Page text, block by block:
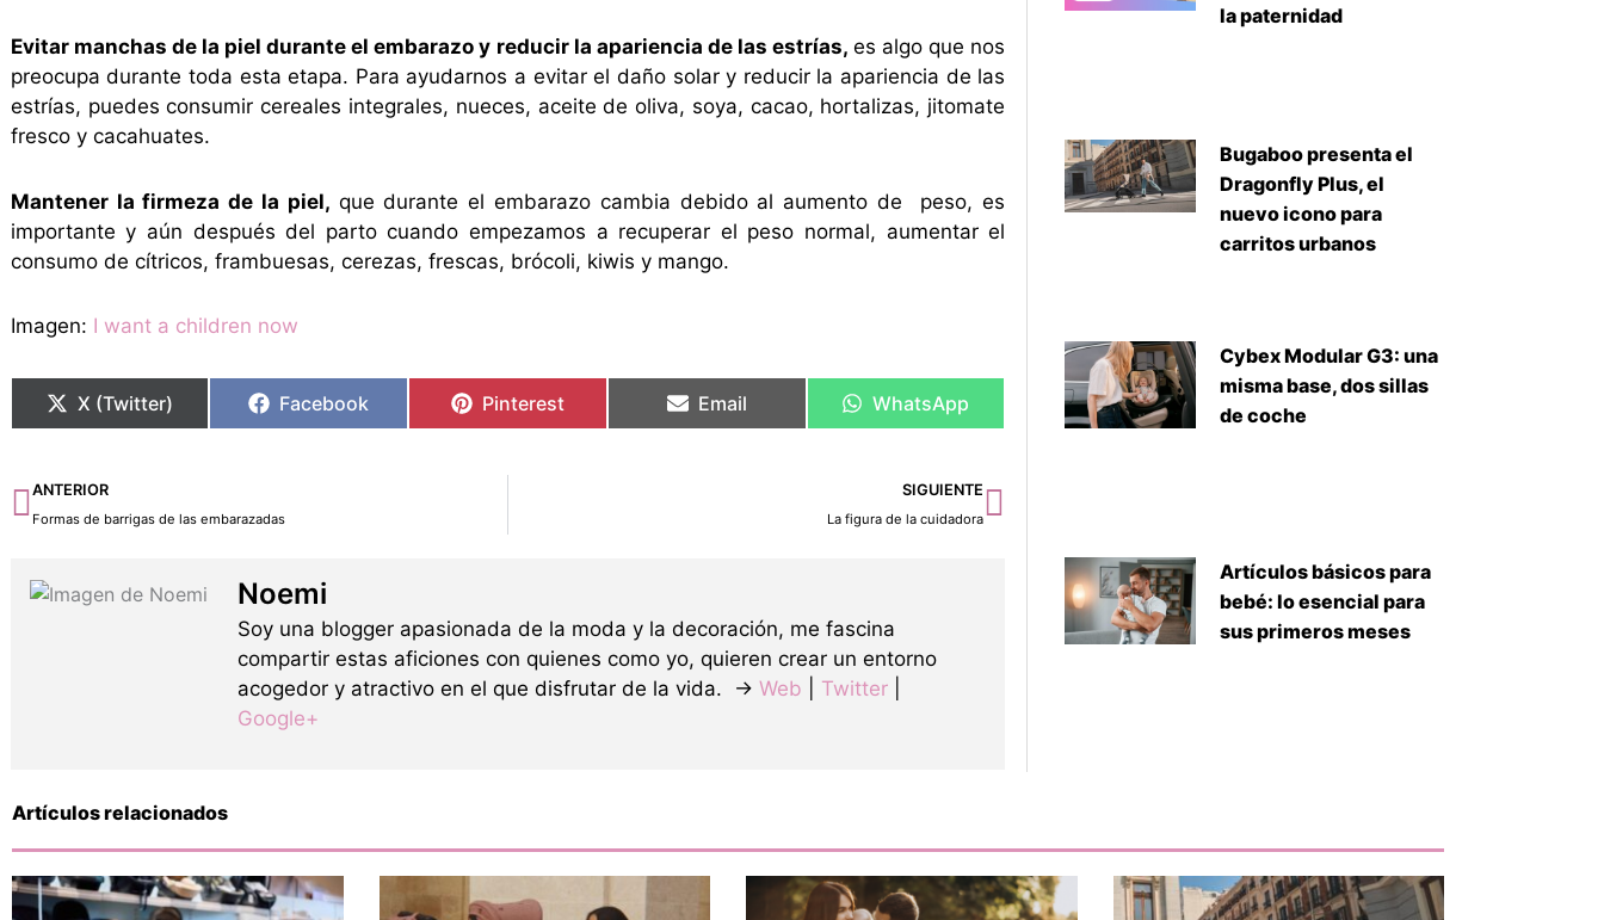
Evitar manchas de la piel durante el embarazo y reducir la apariencia de las estrías,es algo que nos
preocupa durante toda esta etapa. Para ayudarnos a evitar el daño solar y reducir la apariencia de las
estrías, puedes consumir cereales integrales, nueces, aceite de oliva, soya, cacao, hortalizas, jitomate
fresco y cacahuates.
Mantener la firmeza de la piel, que durante el embarazo cambia debido al aumento de peso, es
importante y aún después del parto cuando empezamos a recuperar el peso normal, aumentar el
consumo de cítricos, frambuesas, cerezas, frescas, brócoli, kiwis y mango.
Imagen: I want a children now
X (Twitter) Facebook Pinterest Email WhatsApp
Ant
ANTERIOR
Formas de barrigas de las embarazadas
SIGUIENTE
La figura de la cuidadora
Siguiente
Noemi
Soy una blogger apasionada de la moda y la decoración, me fascina
compartir estas aficiones con quienes como yo, quieren crear un entorno
acogedor y atractivo en el que disfrutar de la vida. →Web Twitter
Google+
la paternidad
Bugaboo presenta el
Dragonfly Plus, el
nuevo icono para
carritos urbanos
Cybex Modular G3: una
misma base, dos sillas
de coche
Artículos básicos para
bebé: lo esencial para
sus primeros meses
Artículos relacionados